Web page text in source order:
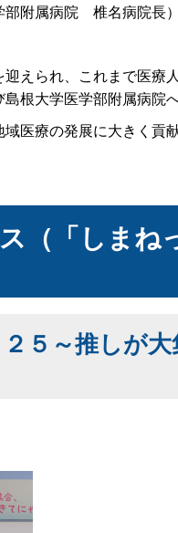
部附属病院 椎名病院長）
えられ、これまで医療
根大学医学部附属病院
医療の発展に大きく貢
（「しまね
５～推しが